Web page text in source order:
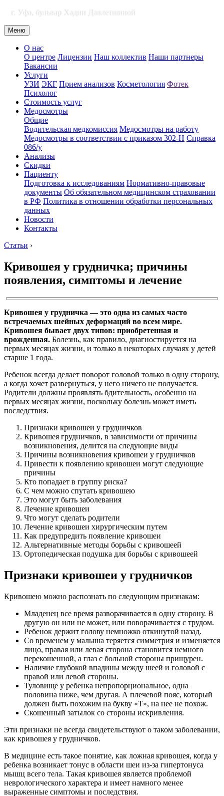
г. Уфа, бульвар Хадии Давлетшиной
Меню
О нас
О центре Лицензии Наш коллектив Наши партнеры
Вакансии
Услуги
УЗИ ЭКГ Прием анализов Косметология Фотек
Психолог
Стоимость услуг
Медосмотры
Общие
Водительская медкомиссия Медосмотры на работу
Медосмотры в соответствии с приказом 302-Н Справка
086/у
Анализы
Скидки
Пациенту
Подготовка к исследованиям Нормативно-правовые
документы Об обязательном медицинском страховании
в РФ Политика в отношении обработки персональных
данных
Новости
Контакты
Статьи ›
Кривошея у грудничка; причины
появления, симптомы и лечение
Кривошея у грудничка — это одна из самых часто
встречаемых шейных деформаций во всем мире.
Кривошея бывает двух типов: приобретенная и
врожденная. Болезнь, как правило, диагностируется на
первых месяцах жизни, и только в некоторых случаях у детей
старше 1 года.
Ребенок всегда делает поворот головой только в одну сторону,
а когда хочет развернуться, у него ничего не получается.
Родители должны проявлять бдительность, особенно на
первых месяцах жизни, поскольку болезнь может иметь
последствия.
Признаки кривошеи у грудничков
Кривошея грудничков, в зависимости от причины
возникновения, делится на следующие виды
Причины возникновения кривошеи у грудничков
Привести к появлению кривошеи могут следующие
причины
Кто попадает в группу риска?
С чем можно спутать кривошею
Это могут быть заболевания
Лечение кривошеи
Что могут сделать родители
Лечение кривошеи хирургическим путем
Как предупредить появление кривошеи
Альтернативные методы борьбы с кривошеей
Ортопедическая подушка для борьбы с кривошеей
Признаки кривошеи у грудничков
Кривошею можно распознать по следующим признакам:
Младенец все время разворачивается в одну сторону. В
другую он или не может, или поворачивается с трудом.
Ребенок держит голову немножко откинутой назад.
Со временем у малыша теряется симметрия и изменяется
лицо, правая или левая сторона становится немного
перекошенной, а глаз с больной стороны прищурен.
Наличие глубокой впадины между шеей и головой с
правой или левой стороны.
Туловище у ребенка непропорциональное, одна
половина ниже, чем другая. А плечевой пояс, который
должен быть похожим на букву «Т», на нее не похож.
Скошенный затылок со стороны искривления.
Эти признаки не всегда свидетельствуют о таком заболевании,
как кривошея у грудничков.
В медицине есть такое понятие, как ложная кривошея, когда у
ребенка возникает тонус в области шеи из-за гипертонуса
мышц всего тела. Такая кривошея является проблемой
неврологического характера и имеет намного менее
выраженные симптомы и последствия.